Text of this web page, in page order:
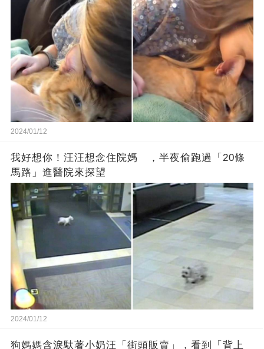
2024/01/12
我好想你！汪汪想念住院媽 ，半夜偷跑過「20條
馬路」進醫院來探望
2024/01/12
狗媽媽含淚馱著小奶汪「街頭販賣」，看到「背上